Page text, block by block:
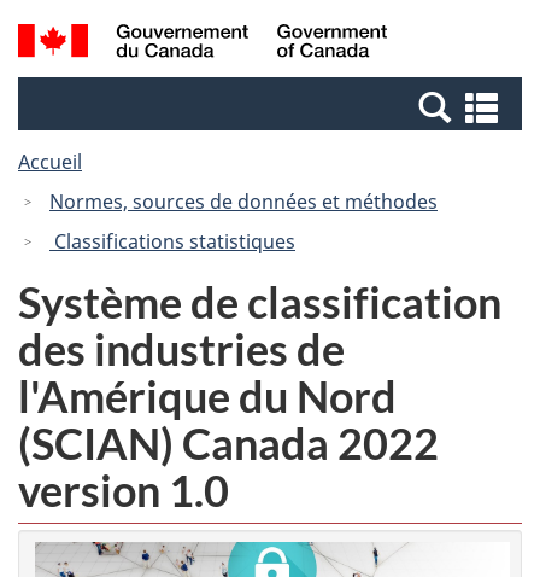
Passer
au
Passer
à
Canada
Recherche
et
et
Accueil
Normes, sources de données et méthodes
Classifications statistiques
Système de classification
des industries de
l'Amérique du Nord
(SCIAN) Canada 2022
version 1.0